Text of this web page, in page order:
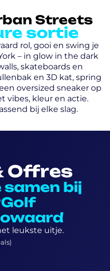
Streets
sortie
rol, gooi en swing je
– in glow in the dark
skateboards en
en 3D kat, spring
oversized sneaker op
vibes, kleur en actie.
bij elke slag.
Offres
samen bij
leukste uitje.